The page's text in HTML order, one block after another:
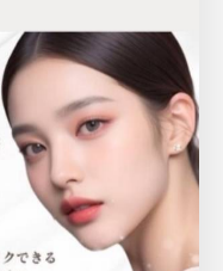
りや買い物ついでに立
。通いやすさを重視す
夜遅くまで営業してい
やすさや急なスケジュ
。特に明石市内のエス
や部分ケア、脱毛プラ